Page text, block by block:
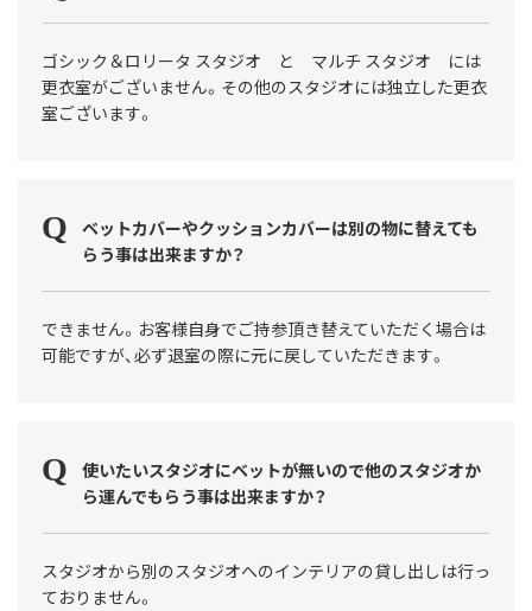
ゴシック＆ロリータ スタジオ と マルチ スタジオ には
更衣室がございません。その他のスタジオには独立した更衣
室ございます。
ベットカバーやクッションカバーは別の物に替えても
らう事は出来ますか？
できません。お客様自身でご持参頂き替えていただく場合は
可能ですが、必ず退室の際に元に戻していただきます。
使いたいスタジオにベットが無いので他のスタジオか
ら運んでもらう事は出来ますか？
スタジオから別のスタジオへのインテリアの貸し出しは行っ
ておりません。